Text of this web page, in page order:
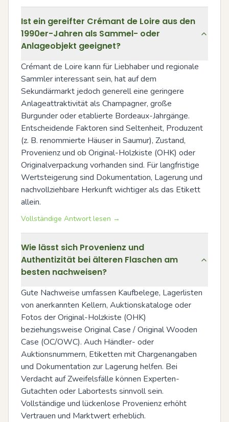
Ist ein gereifter Crémant de Loire aus den
1990er-Jahren als Sammel- oder
Anlageobjekt geeignet?
Crémant de Loire kann für Liebhaber und regionale
Sammler interessant sein, hat auf dem
Sekundärmarkt jedoch generell eine geringere
Anlageattraktivität als Champagner, große
Burgunder oder etablierte Bordeaux-Jahrgänge.
Entscheidende Faktoren sind Seltenheit, Produzent
(z. B. renommierte Häuser in Saumur), Zustand,
Provenienz und ob Original-Holzkiste (OHK) oder
Originalverpackung vorhanden sind. Für langfristige
Wertsteigerung sind Dokumentation, Lagerung und
nachvollziehbare Herkunft wichtiger als das Etikett
allein.
Vollständige Antwort lesen →
Wie lässt sich Provenienz und
Authentizität bei älteren Flaschen am
besten nachweisen?
Gute Nachweise umfassen Kaufbelege, Lagerlisten
von anerkannten Kellern, Auktionskataloge oder
Fotos der Original-Holzkiste (OHK)
beziehungsweise Original Case / Original Wooden
Case (OC/OWC). Auch Händler- oder
Auktionsnummern, Etiketten mit Chargenangaben
und Dokumentation zur Lagerung helfen. Bei
Verdacht auf Zweifelsfälle können Experten-
Gutachten oder Labortests sinnvoll sein.
Vollständige und lückenlose Provenienz erhöht
Vertrauen und Marktwert erheblich.